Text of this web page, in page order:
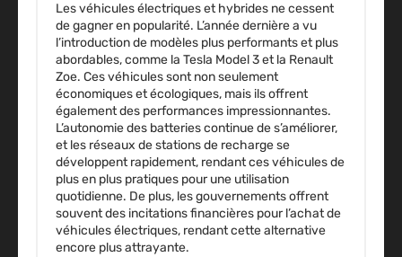
Lesvéhicules électriquesethybrides ne cessent
de gagner en popularité. L’année dernière a vu
l’introduction de modèles plus performants et plus
abordables, comme la Tesla Model 3 et la Renault
Zoe. Ces véhicules sont non seulement
économiques et écologiques, mais ils offrent
également des performances impressionnantes.
L’autonomie des batteries continue de s’améliorer,
et les réseaux de stations de recharge se
développent rapidement, rendant ces véhicules de
plus en plus pratiques pour une utilisation
quotidienne. De plus, les gouvernements offrent
souvent des incitations financières pour l’achat de
véhicules électriques, rendant cette alternative
encore plus attrayante.